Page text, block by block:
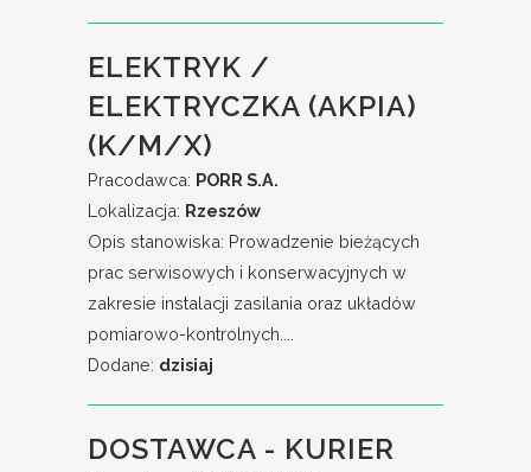
ELEKTRYK /
ELEKTRYCZKA (AKPIA)
(K/M/X)
Pracodawca: PORR S.A.
Lokalizacja: Rzeszów
Opis stanowiska: Prowadzenie bieżących
prac serwisowych i konserwacyjnych w
zakresie instalacji zasilania oraz układów
pomiarowo-kontrolnych....
Dodane: dzisiaj
DOSTAWCA - KURIER